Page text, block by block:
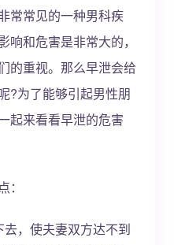
常常见的一种男科疾
响和危害是非常大的，
的重视。那么早泄会给
?为了能够引起男性朋
起来看看早泄的危害
，使夫妻双方达不到